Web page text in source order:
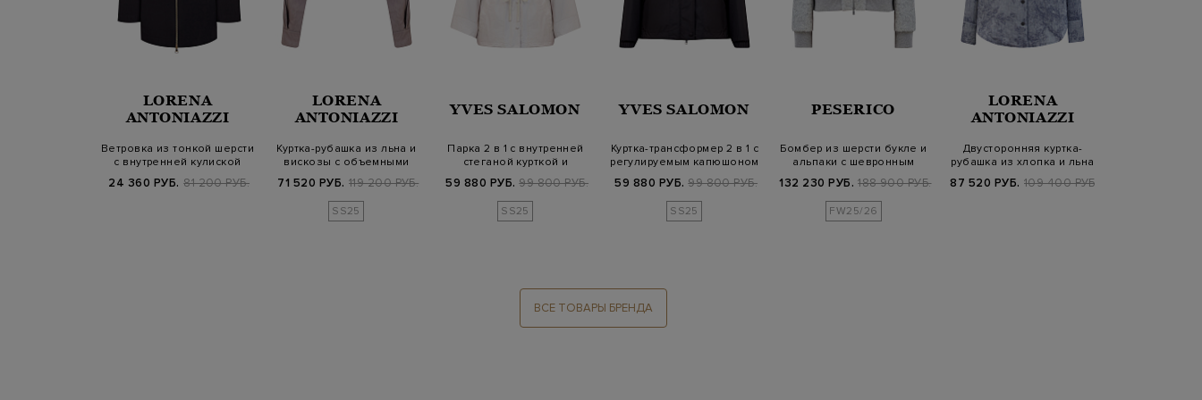
LORENA
ANTONIAZZI
Ветровка из тонкой шерсти
с внутренней кулиской
24 360 РУБ. 81 200 РУБ.
LORENA
ANTONIAZZI
Куртка-рубашка из льна и
вискозы с объемными
71 520 РУБ. 119 200 РУБ.
SS25
YVES SALOMON
Парка 2 в 1 с внутренней
стеганой курткой и
59 880 РУБ. 99 800 РУБ.
SS25
YVES SALOMON
Куртка-трансформер 2 в 1 с
регулируемым капюшоном
59 880 РУБ. 99 800 РУБ.
SS25
PESERICO
Бомбер из шерсти букле и
альпаки с шевронным
132 230 РУБ. 188 900 РУБ.
FW25/26
LORENA
ANTONIAZZI
Двусторонняя куртка-
рубашка из хлопка и льна
87 520 РУБ. 109 400 РУБ.
ВСЕ ТОВАРЫ БРЕНДА